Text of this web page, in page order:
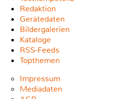
Redaktion
Gerätedaten
Bildergalerien
Kataloge
RSS-Feeds
Topthemen
Impressum
Mediadaten